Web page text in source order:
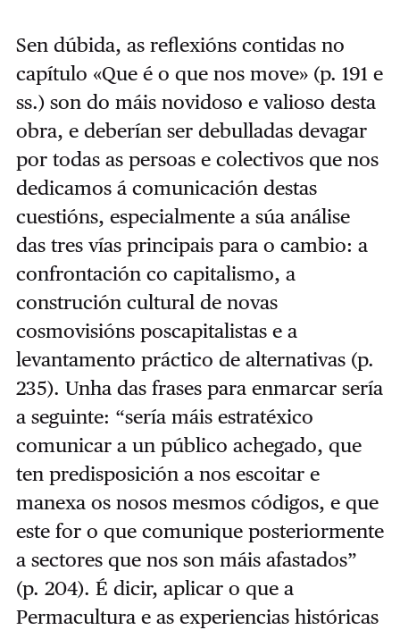
Sen dúbida, as reflexións contidas no
capítulo «Que é o que nos move» (p. 191 e
ss.) son do máis novidoso e valioso desta
obra, e deberían ser debulladas devagar
por todas as persoas e colectivos que nos
dedicamos á comunicación destas
cuestións, especialmente a súa análise
das tres vías principais para o cambio: a
confrontación co capitalismo, a
construción cultural de novas
cosmovisións poscapitalistas e a
levantamento práctico de alternativas (p.
235). Unha das frases para enmarcar sería
a seguinte: “sería máis estratéxico
comunicar a un público achegado, que
ten predisposición a nos escoitar e
manexa os nosos mesmos códigos, e que
este for o que comunique posteriormente
a sectores que nos son máis afastados”
(p. 204). É dicir, aplicar o que a
Permacultura e as experiencias históricas